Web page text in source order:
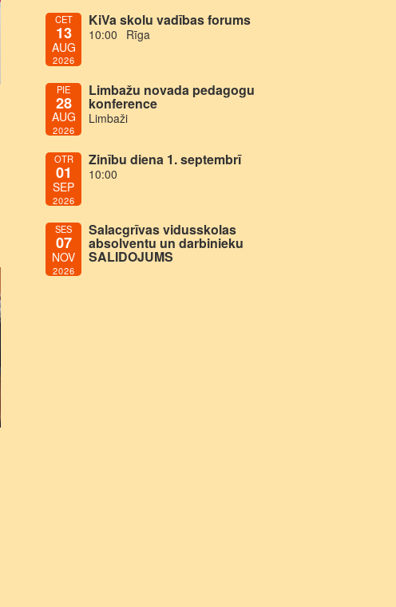
CET
13
AUG
2026
KiVa skolu vadības forums
10:00 Rīga
PIE
28
AUG
2026
Limbažu novada pedagogu
konference
Limbaži
OTR
01
SEP
2026
Zinību diena 1. septembrī
10:00
SES
07
NOV
2026
Salacgrīvas vidusskolas
absolventu un darbinieku
SALIDOJUMS